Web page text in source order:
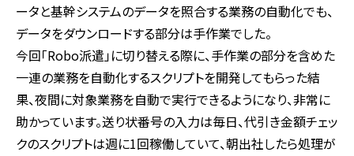
ータと基幹システムのデータを照合する業務の自動化でも、
データをダウンロードする部分は手作業でした。
今回「Robo派遣」に切り替える際に、手作業の部分を含めた
一連の業務を自動化するスクリプトを開発してもらった結
果、夜間に対象業務を自動で実行できるようになり、非常に
助かっています。送り状番号の入力は毎日、代引き金額チェッ
クのスクリプトは週に1回稼働していて、朝出社したら処理が